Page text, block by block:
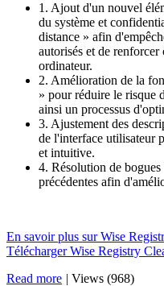
1. Ajout d'un nouvel
du système et
distance » afin
autorisés et de
ordinateur.
2. Amélioration de la
» pour réduire le risque
ainsi un processus
3. Ajustement des
de l'interface utilisateur
et intuitive.
4. Résolution de
précédentes afin
En savoir plus sur Wise
Télécharger Wise Registry
Read more | Views (968)